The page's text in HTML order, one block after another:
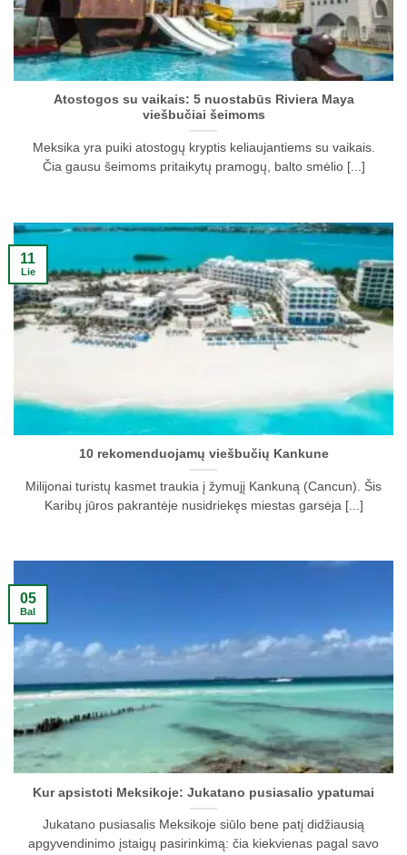
Atostogos su vaikais: 5 nuostabūs Riviera Maya
viešbučiai šeimoms
Meksika yra puiki atostogų kryptis keliaujantiems su vaikais.
Čia gausu šeimoms pritaikytų pramogų, balto smėlio [...]
10 rekomenduojamų viešbučių Kankune
Milijonai turistų kasmet traukia į žymujį Kankuną (Cancun). Šis
Karibų jūros pakrantėje nusidriekęs miestas garsėja [...]
11
Lie
Kur apsistoti Meksikoje: Jukatano pusiasalio ypatumai
Jukatano pusiasalis Meksikoje siūlo bene patį didžiausią
apgyvendinimo įstaigų pasirinkimą: čia kiekvienas pagal savo
05
Bal